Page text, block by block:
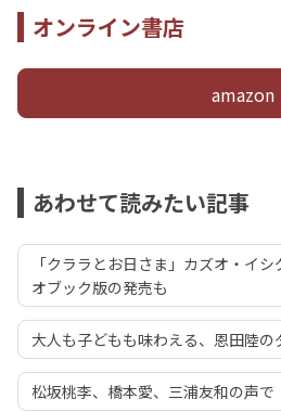
オンライン書店
amazon
あわせて読みたい記事
「クララとお日さま」カズオ・イ
オブック版の発売も
大人も子どもも味わえる、恩田陸の
松坂桃李、橋本愛、三浦友和の声で